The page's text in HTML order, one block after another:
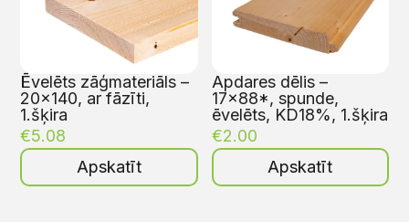
Ēvelēts zāģmateriāls –
20×140, ar fāzīti,
1.šķira
€5.08
Apskatīt
Apdares dēlis –
17×88*, spunde,
ēvelēts, KD18%, 1.šķira
€2.00
Apskatīt